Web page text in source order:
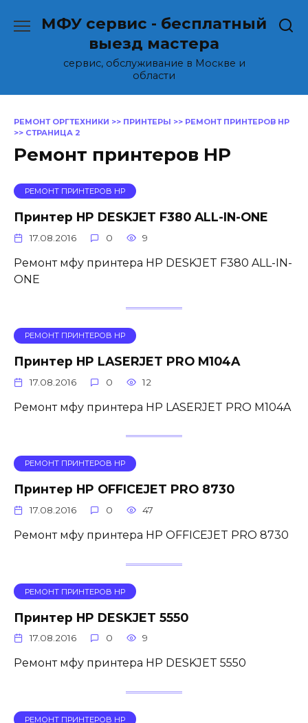
МФУ сервис - бесплатный
выезд мастера
сервис, обслуживание в Москве и
области
РЕМОНТ ОРГТЕХНИКИ >> ПРИНТЕРЫ >> РЕМОНТ ПРИНТЕРОВ HP
>> СТРАНИЦА 2
Ремонт принтеров HP
РЕМОНТ ПРИНТЕРОВ HP
Принтер HP DESKJET F380 ALL-IN-ONE
17.08.2016 0 9
Ремонт мфу принтера HP DESKJET F380 ALL-IN-
ONE
РЕМОНТ ПРИНТЕРОВ HP
Принтер HP LASERJET PRO M104A
17.08.2016 0 12
Ремонт мфу принтера HP LASERJET PRO M104A
РЕМОНТ ПРИНТЕРОВ HP
Принтер HP OFFICEJET PRO 8730
17.08.2016 0 47
Ремонт мфу принтера HP OFFICEJET PRO 8730
РЕМОНТ ПРИНТЕРОВ HP
Принтер HP DESKJET 5550
17.08.2016 0 9
Ремонт мфу принтера HP DESKJET 5550
РЕМОНТ ПРИНТЕРОВ HP